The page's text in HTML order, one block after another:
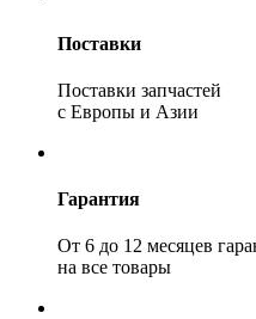
Поставки
Поставки запчастей
с Европы и Азии
Гарантия
От 6 до 12 месяцев
на все товары